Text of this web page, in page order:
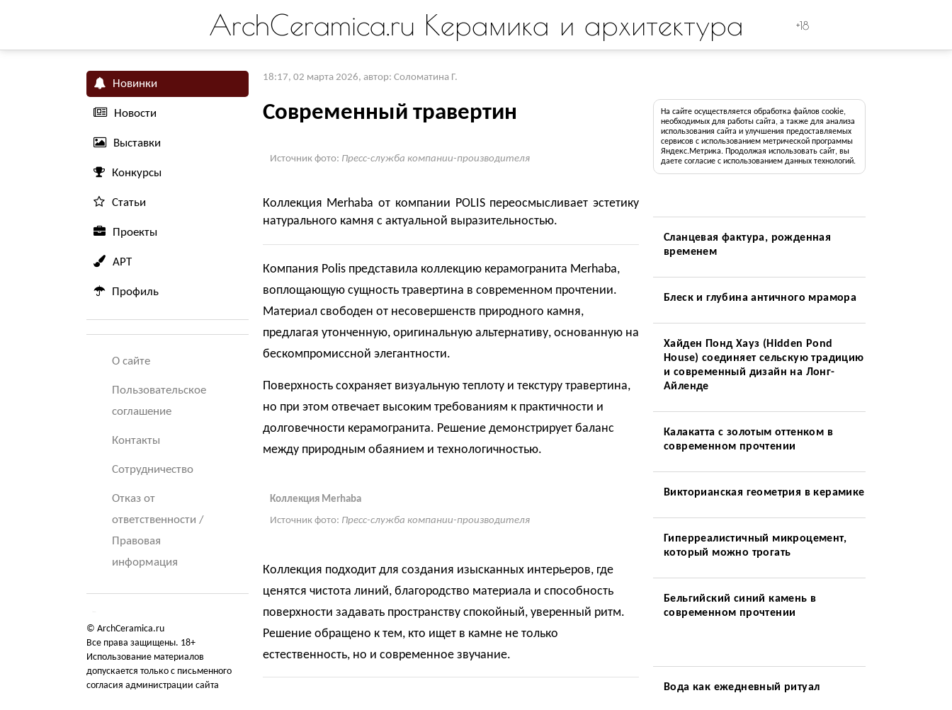
ArchCeramica.ru Керамика и архитектура +18
Новинки
Новости
Выставки
Конкурсы
Статьи
Проекты
АРТ
Профиль
О сайте
Пользовательское
соглашение
Контакты
Сотрудничество
Отказ от
ответственности /
Правовая
информация
© ArchCeramica.ru
Все права защищены. 18+
Использование материалов
допускается только с письменного
согласия администрации сайта
18:17, 02 марта 2026, автор: Соломатина Г.
Современный травертин
Источник фото: Пресс-служба компании-производителя
Коллекция Merhaba от компании POLIS переосмысливает эстетику
натурального камня с актуальной выразительностью.
Компания Polis представила коллекцию керамогранита Merhaba,
воплощающую сущность травертина в современном прочтении.
Материал свободен от несовершенств природного камня,
предлагая утонченную, оригинальную альтернативу, основанную на
бескомпромиссной элегантности.
Поверхность сохраняет визуальную теплоту и текстуру травертина,
но при этом отвечает высоким требованиям к практичности и
долговечности керамогранита. Решение демонстрирует баланс
между природным обаянием и технологичностью.
Коллекция Merhaba
Источник фото: Пресс-служба компании-производителя
Коллекция подходит для создания изысканных интерьеров, где
ценятся чистота линий, благородство материала и способность
поверхности задавать пространству спокойный, уверенный ритм.
Решение обращено к тем, кто ищет в камне не только
естественность, но и современное звучание.
На сайте осуществляется обработка файлов cookie,
необходимых для работы сайта, а также для анализа
использования сайта и улучшения предоставляемых
сервисов с использованием метрической программы
Яндекс.Метрика. Продолжая использовать сайт, вы
даете согласие с использованием данных технологий.
Сланцевая фактура, рожденная
временем
Блеск и глубина античного мрамора
Хайден Понд Хауз (Hidden Pond
House) соединяет сельскую традицию
и современный дизайн на Лонг-
Айленде
Калакатта с золотым оттенком в
современном прочтении
Викторианская геометрия в керамике
Гиперреалистичный микроцемент,
который можно трогать
Бельгийский синий камень в
современном прочтении
Вода как ежедневный ритуал